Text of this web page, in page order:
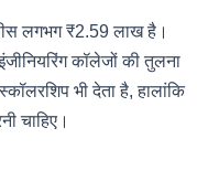
लगभग ₹2.59 लाख है।
कॉलेजों की तुलना
भी देता है, हालांकि
चाहिए।